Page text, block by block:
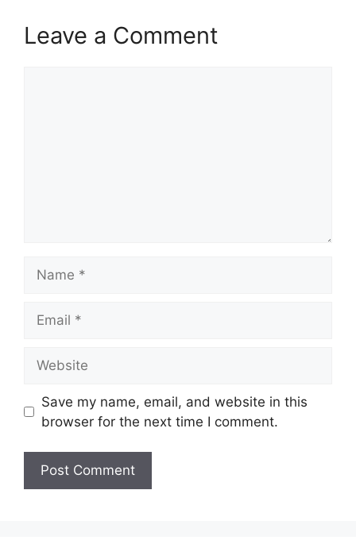
Leave a Comment
Save my name, email, and website in this
browser for the next time I comment.